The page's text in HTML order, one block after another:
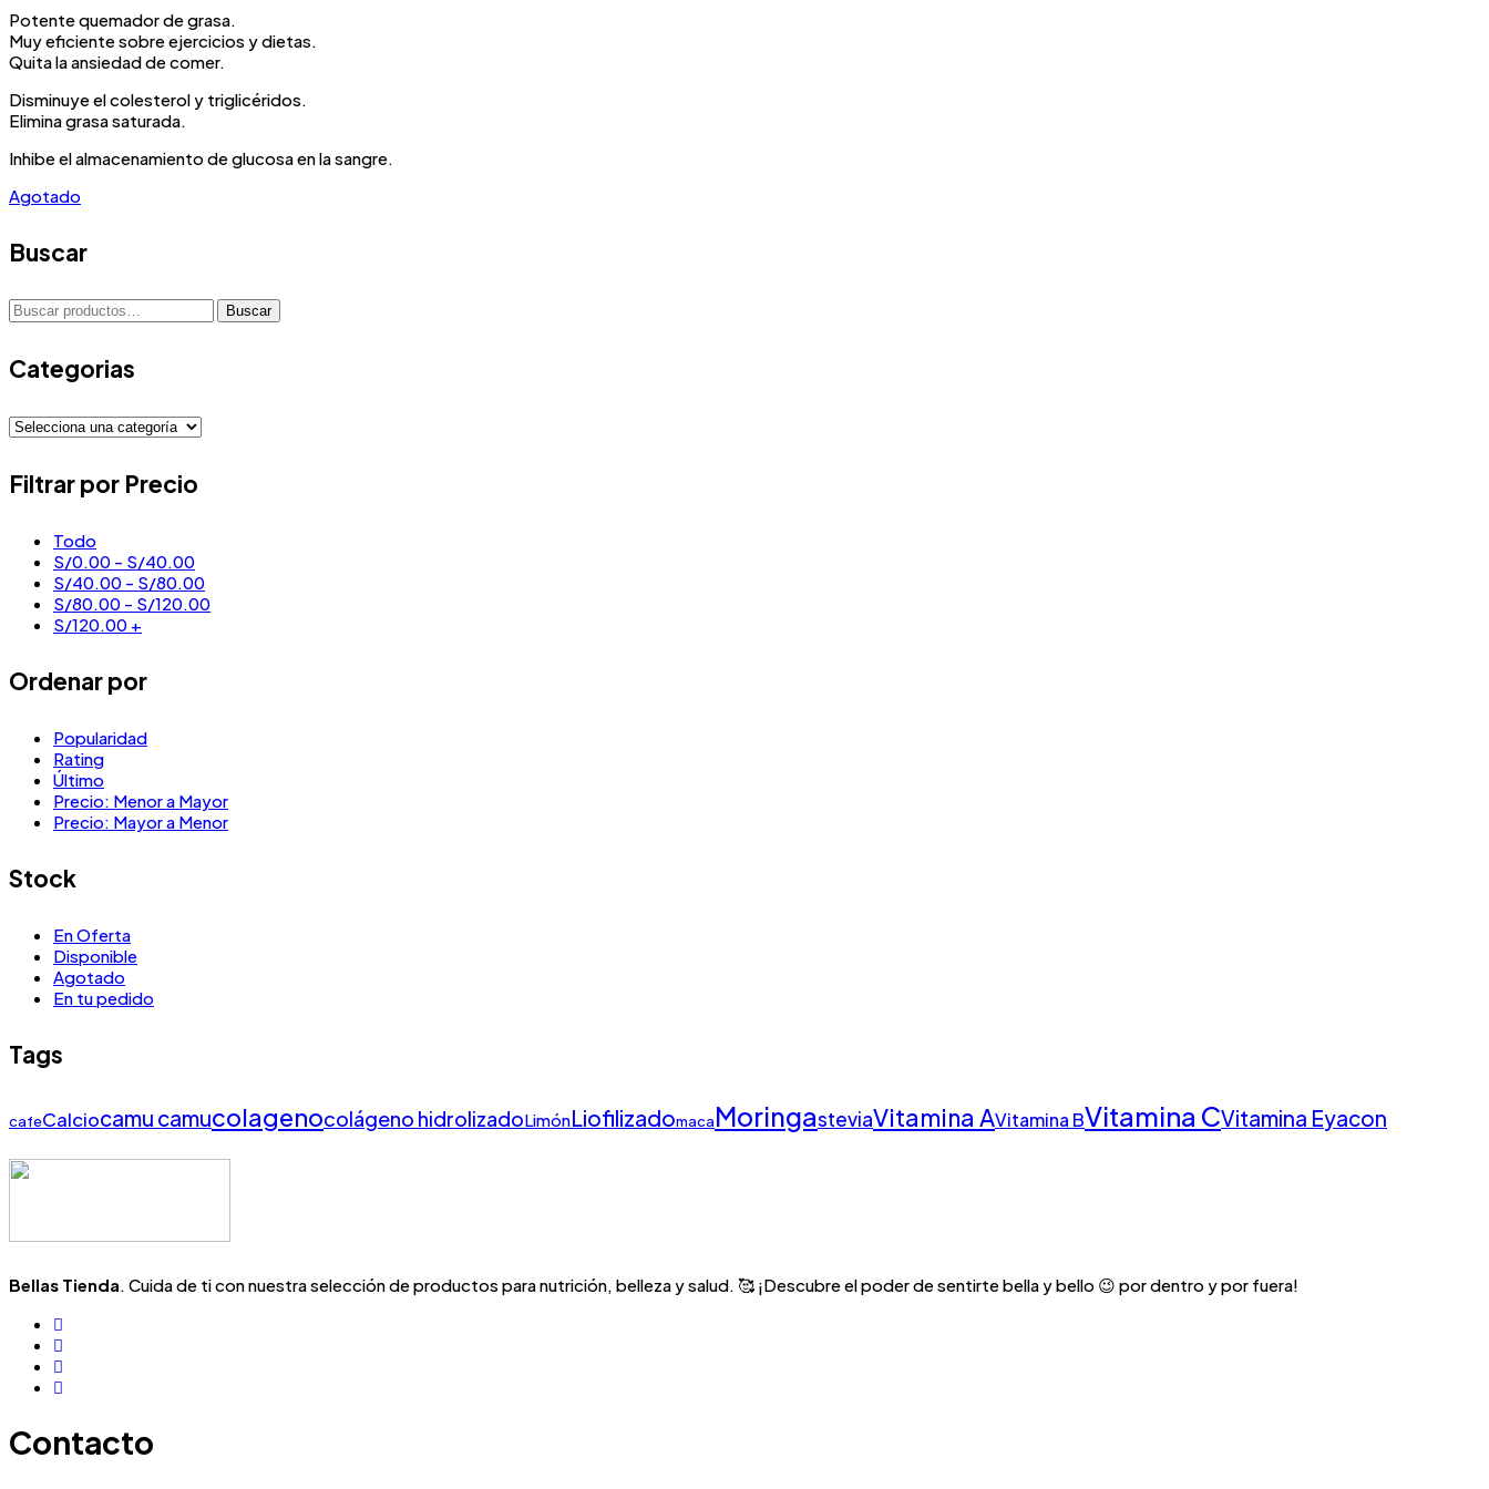
Potente quemador de grasa.
Muy eficiente sobre ejercicios y dietas.
Quita la ansiedad de comer.
Disminuye el colesterol y triglicéridos.
Elimina grasa saturada.
Inhibe el almacenamiento de glucosa en la sangre.
Agotado
Buscar
Buscar
por:
Buscar
Categorias
Filtrar por Precio
Todo
S/0.00 - S/40.00
S/40.00 - S/80.00
S/80.00 - S/120.00
S/120.00 +
Ordenar por
Popularidad
Rating
Último
Precio: Menor a Mayor
Precio: Mayor a Menor
Stock
En Oferta
Disponible
Agotado
En tu pedido
Tags
cafeCalciocamu camucolagenocolágeno hidrolizadoLimónLiofilizadomacaMoringasteviaVitamina AVitamina BVitamina CVitamina Eyacon
Bellas Tienda. Cuida de ti con nuestra selección de productos para nutrición, belleza y salud. 🥰 ¡Descubre el poder de sentirte bella y bello 😉 por dentro y por fuera!
Contacto